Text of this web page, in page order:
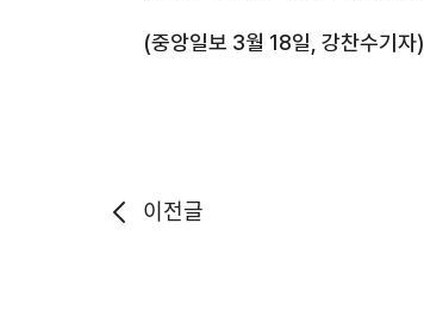
(중앙일보 3월 18일, 강찬수기자)
이전글